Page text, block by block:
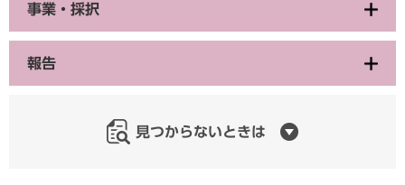
事業・採択
報告
見つからないときは